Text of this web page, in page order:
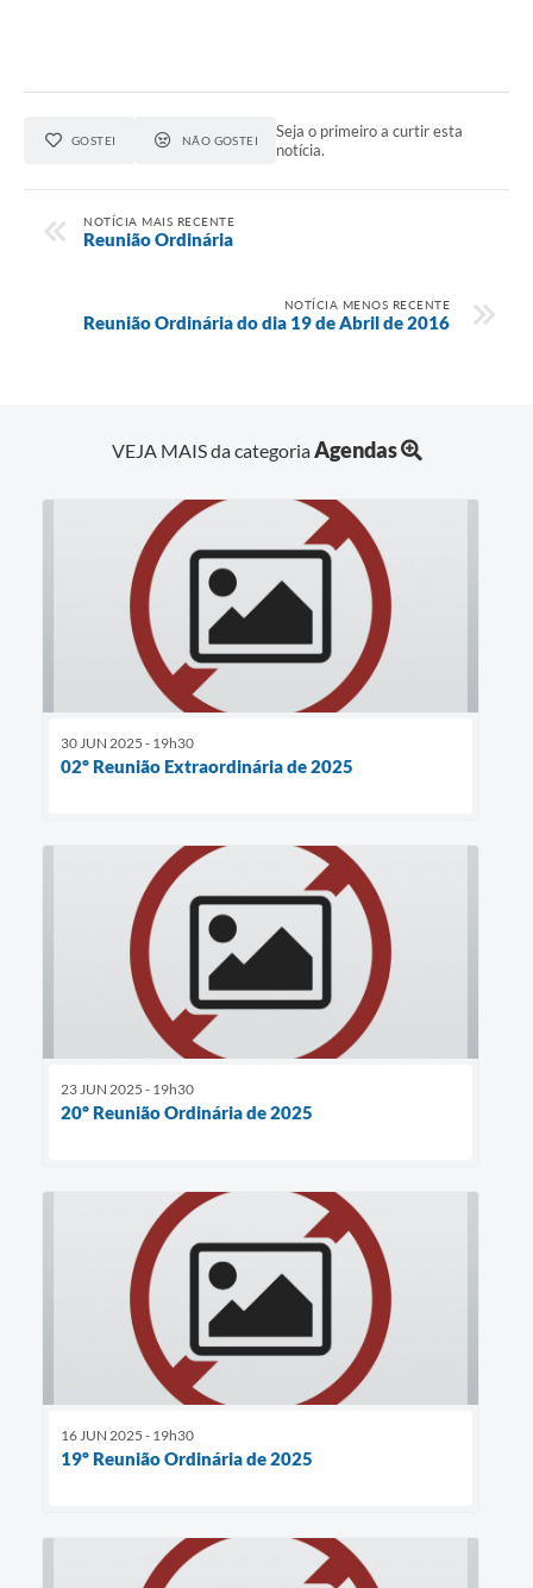
GOSTEI NÃO GOSTEI
Seja o primeiro a curtir esta
notícia.
NOTÍCIA MAIS RECENTE
Reunião Ordinária
NOTÍCIA MENOS RECENTE
Reunião Ordinária do dia 19 de Abril de 2016
VEJA MAIS da categoriaAgendas
30 JUN 2025 - 19h30
02º Reunião Extraordinária de 2025
23 JUN 2025 - 19h30
20º Reunião Ordinária de 2025
16 JUN 2025 - 19h30
19º Reunião Ordinária de 2025